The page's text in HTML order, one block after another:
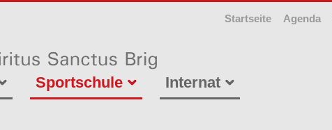
Startseite Agenda
Sportschule Internat